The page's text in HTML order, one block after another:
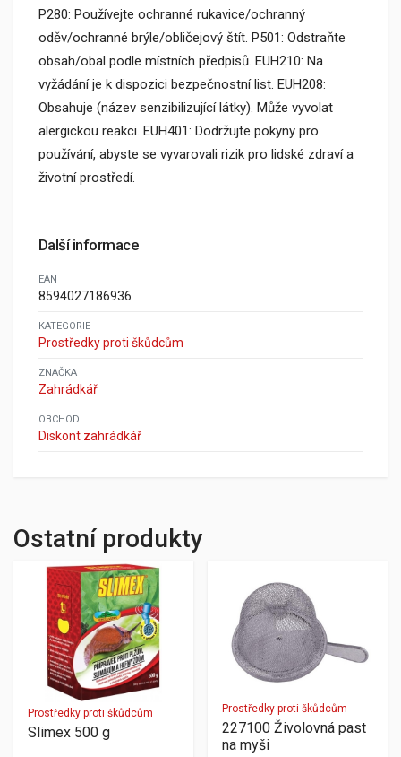
P280: Používejte ochranné rukavice/ochranný
oděv/ochranné brýle/obličejový štít. P501: Odstraňte
obsah/obal podle místních předpisů. EUH210: Na
vyžádání je k dispozici bezpečnostní list. EUH208:
Obsahuje (název senzibilizující látky). Může vyvolat
alergickou reakci. EUH401: Dodržujte pokyny pro
používání, abyste se vyvarovali rizik pro lidské zdraví a
životní prostředí.
Další informace
EAN
8594027186936
KATEGORIE
Prostředky proti škůdcům
ZNAČKA
Zahrádkář
OBCHOD
Diskont zahrádkář
Ostatní produkty
Prostředky proti škůdcům
Slimex 500 g
Prostředky proti škůdcům
227100 Živolovná past
na myši